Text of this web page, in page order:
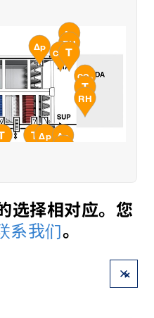
Δp
RH
Δp
CO₂
基于需求的空气质量控制
T
废气温度控制
CO₂
基于需求的空气质量控制
T
温度控制
RH
湿度控制
保护
T
水侧温度控制
制
度控制
Δp
过滤器监测
Δp
压力控制
气温度最低限值；供气温度控制
选择相对应。您
系我们。
×